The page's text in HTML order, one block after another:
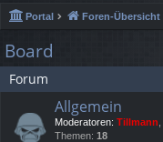
ne
llz
ug
en
Portal Foren-Übersicht
Board
Forum
Allgemein
Moderatoren: Tillmann
Themen: 18